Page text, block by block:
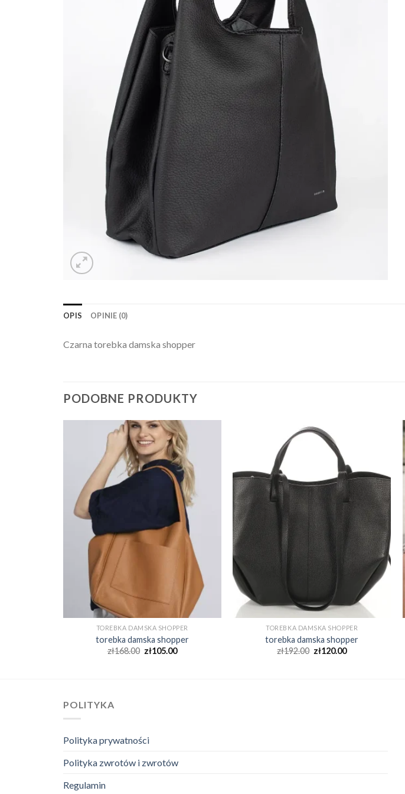
OPIS OPINIE (0)
Czarna torebka damska shopper
PODOBNE PRODUKTY
TOREBKA DAMSKA SHOPPER
torebka damska shopper
zł168.00 zł105.00
TOREBKA DAMSKA SHOPPER
torebka damska shopper
zł192.00 zł120.00
POLITYKA
Polityka prywatności
Polityka zwrotów i zwrotów
Regulamin